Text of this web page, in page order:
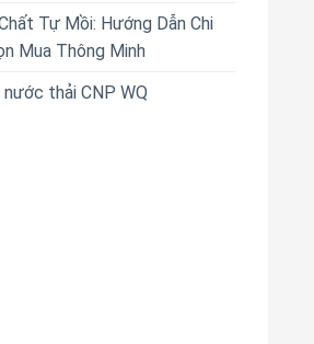
Tự Mồi: Hướng Dẫn Chi
Mua Thông Minh
thải CNP WQ